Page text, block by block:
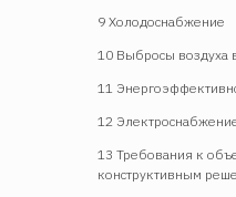
9 Холодоснабжение
10 Выбросы воздуха
11
12
13 Требования к
конструктивным